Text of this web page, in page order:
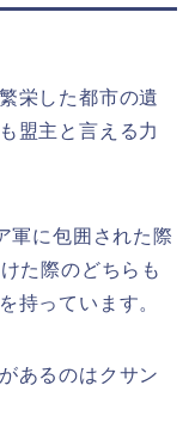
栄した都市の遺
盟主と言える力
軍に包囲された際
た際のどちらも
持っています。
あるのはクサン